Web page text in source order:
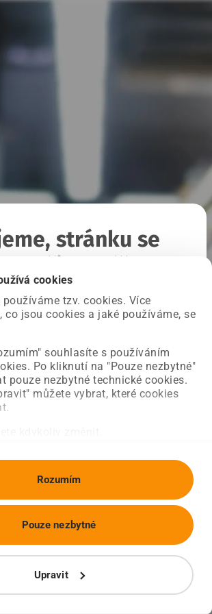
cookies
používáme tzv. cookies. Více
co jsou cookies a jaké používáme, se
souhlasíte s používáním
Po kliknutí na "Pouze nezbytné"
pouze nezbytné technické cookies.
můžete vybrat, které cookies
Rozumím
Upravit
Pouze nezbytné
stránku se
na naší straně a už ji opravujeme.
znovu načíst požadovanou stránku.
stránku Úvodní strana